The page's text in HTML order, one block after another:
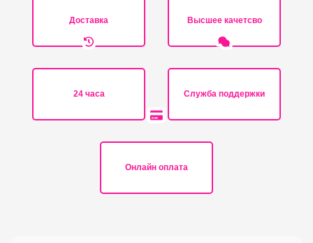
Доставка Высшее качетсво
24 часа Служба поддержки
Онлайн оплата